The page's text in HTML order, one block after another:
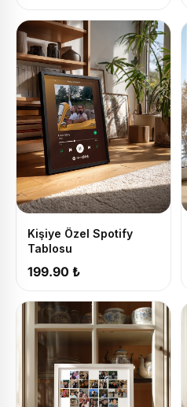
Kişiye Özel Spotify
Tablosu
199.90 ₺